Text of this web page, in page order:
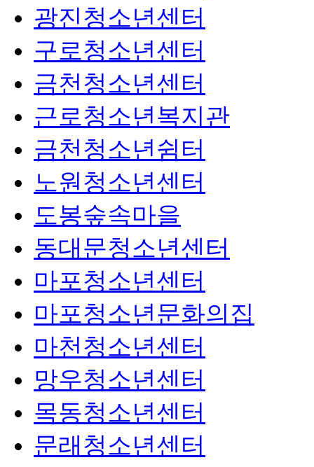
광진청소년센터
구로청소년센터
금천청소년센터
근로청소년복지관
금천청소년쉼터
노원청소년센터
도봉숲속마을
동대문청소년센터
마포청소년센터
마포청소년문화의집
마천청소년센터
망우청소년센터
목동청소년센터
문래청소년센터